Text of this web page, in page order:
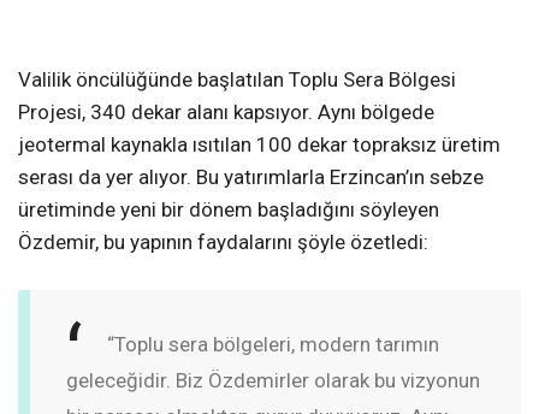
Valilik öncülüğünde başlatılan Toplu Sera Bölgesi
Projesi, 340 dekar alanı kapsıyor. Aynı bölgede
jeotermal kaynakla ısıtılan 100 dekar topraksız üretim
serası da yer alıyor. Bu yatırımlarla Erzincan’ın sebze
üretiminde yeni bir dönem başladığını söyleyen
Özdemir, bu yapının faydalarını şöyle özetledi:
“Toplu sera bölgeleri, modern tarımın
geleceğidir. Biz Özdemirler olarak bu vizyonun